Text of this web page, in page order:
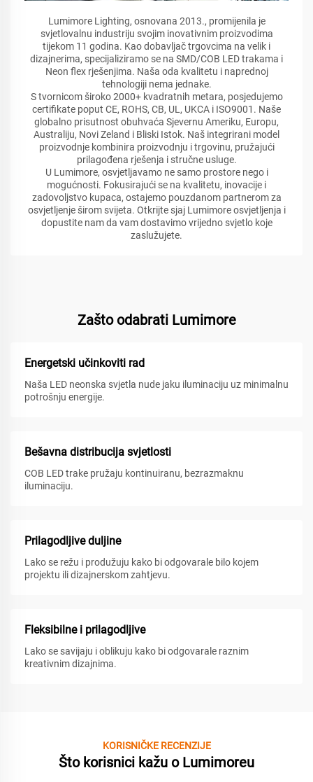
Lumimore Lighting, osnovana 2013., promijenila je
svjetlovalnu industriju svojim inovativnim proizvodima
tijekom 11 godina. Kao dobavljač trgovcima na velik i
dizajnerima, specijaliziramo se na SMD/COB LED trakama i
Neon flex rješenjima. Naša oda kvalitetu i naprednoj
tehnologiji nema jednake.
S tvornicom široko 2000+ kvadratnih metara, posjedujemo
certifikate poput CE, ROHS, CB, UL, UKCA i ISO9001. Naše
globalno prisutnost obuhvaća Sjevernu Ameriku, Europu,
Australiju, Novi Zeland i Bliski Istok. Naš integrirani model
proizvodnje kombinira proizvodnju i trgovinu, pružajući
prilagođena rješenja i stručne usluge.
U Lumimore, osvjetljavamo ne samo prostore nego i
mogućnosti. Fokusirajući se na kvalitetu, inovacije i
zadovoljstvo kupaca, ostajemo pouzdanom partnerom za
osvjetljenje širom svijeta. Otkrijte sjaj Lumimore osvjetljenja i
dopustite nam da vam dostavimo vrijedno svjetlo koje
zaslužujete.
Zašto odabrati Lumimore
Energetski učinkoviti rad
Naša LED neonska svjetla nude jaku iluminaciju uz minimalnu
potrošnju energije.
Bešavna distribucija svjetlosti
COB LED trake pružaju kontinuiranu, bezrazmaknu
iluminaciju.
Prilagodljive duljine
Lako se režu i produžuju kako bi odgovarale bilo kojem
projektu ili dizajnerskom zahtjevu.
Fleksibilne i prilagodljive
Lako se savijaju i oblikuju kako bi odgovarale raznim
kreativnim dizajnima.
KORISNIČKE RECENZIJE
Što korisnici kažu o Lumimoreu